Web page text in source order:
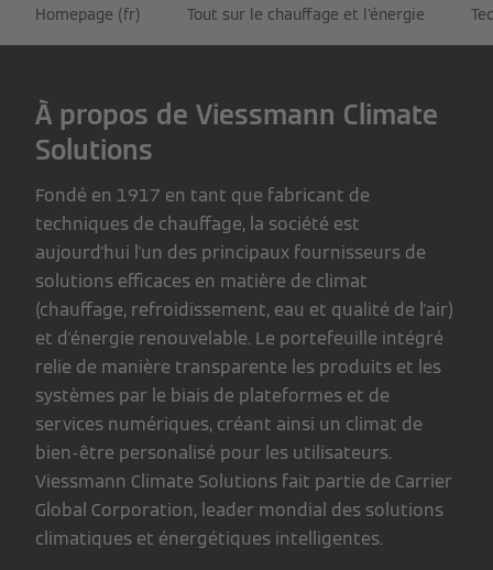
Homepage (fr) Tout sur le chauffage et l'énergie
À propos de Viessmann Climate
Solutions
Fondé en 1917 en tant que fabricant de
techniques de chauffage, la société est
aujourd'hui l'un des principaux fournisseurs de
solutions efficaces en matière de climat
(chauffage, refroidissement, eau et qualité de l'air)
et d'énergie renouvelable. Le portefeuille intégré
relie de manière transparente les produits et les
systèmes par le biais de plateformes et de
services numériques, créant ainsi un climat de
bien-être personalisé pour les utilisateurs.
Viessmann Climate Solutions fait partie de Carrier
Global Corporation, leader mondial des solutions
climatiques et énergétiques intelligentes.